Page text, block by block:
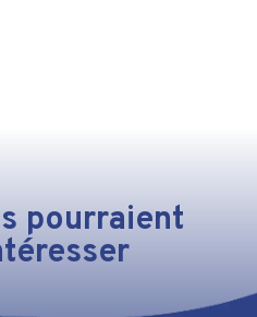
pourraient